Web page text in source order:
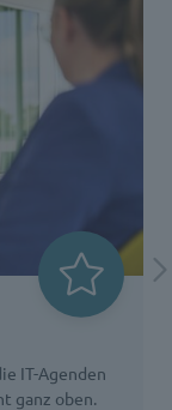
IT-Agenden
ganz oben.